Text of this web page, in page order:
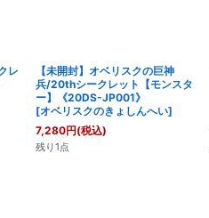
レ
【未開封】オベリスクの巨神
兵/20thシークレット【モンスタ
ー】《20DS-JP001》
[オベリスクのきょしんへい]
7,280円(税込)
残り1点